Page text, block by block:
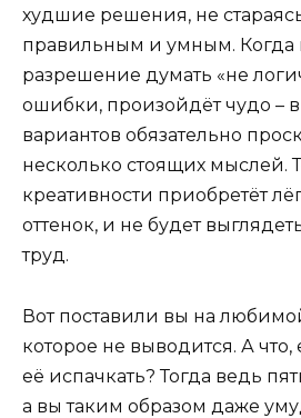
худшие решения, не
правильным и умным. Когда
разрешение думать «не
ошибки, произойдёт чудо – в
вариантов обязательно
несколько стоящих мыслей.
креативности приобретёт
оттенок, и не будет
труд.
Вот поставили вы на
которое не выводится. А что,
её испачкать? Тогда ведь
а вы таким образом даже